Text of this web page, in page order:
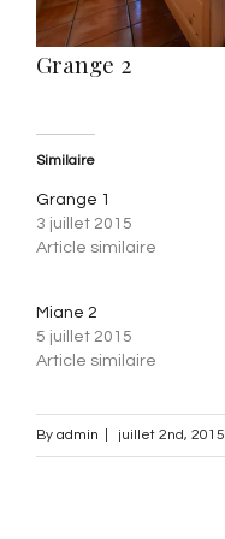
Grange 2
Similaire
Grange 1
3 juillet 2015
Article similaire
Miane 2
5 juillet 2015
Article similaire
By admin juillet 2nd, 2015